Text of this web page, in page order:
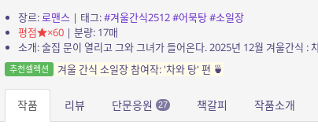
장르:로맨스| 태그:#겨울간식2512#어묵탕#소일장
평점
×60| 분량: 17매
소개: 술집 문이 열리고 그와 그녀가 들어온다. 2025년 12월 겨울간식 :
추천셀렉션 겨울 간식 소일장 참여작: '차와 탕' 편 🍵
작품 리뷰 단문응원 27 책갈피 작품소개